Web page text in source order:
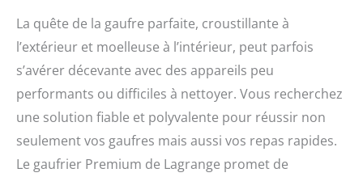
La quête de la gaufre parfaite, croustillante à
l’extérieur et moelleuse à l’intérieur, peut parfois
s’avérer décevante avec des appareils peu
performants ou difficiles à nettoyer. Vous recherchez
une solution fiable et polyvalente pour réussir non
seulement vos gaufres mais aussi vos repas rapides.
Le gaufrier Premium de Lagrange promet de